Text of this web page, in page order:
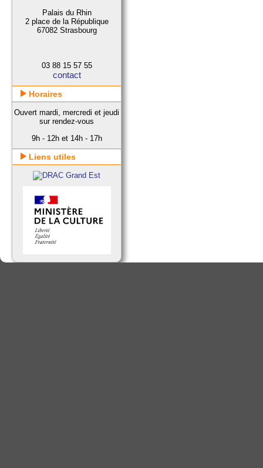
Palais du Rhin
2 place de la République
67082 Strasbourg
03 88 15 57 55
contact
Horaires
Ouvert mardi, mercredi et jeudi
sur rendez-vous
9h - 12h et 14h - 17h
Liens utiles